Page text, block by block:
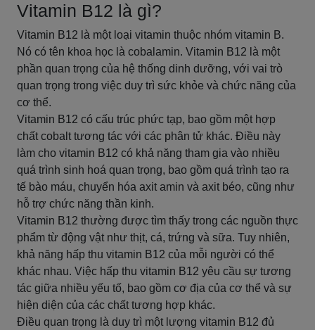
Vitamin B12 là gì?
Vitamin B12 là một loại vitamin thuộc nhóm vitamin B.
Nó có tên khoa học là cobalamin. Vitamin B12 là một
phần quan trọng của hệ thống dinh dưỡng, với vai trò
quan trọng trong việc duy trì sức khỏe và chức năng của
cơ thể.
Vitamin B12 có cấu trúc phức tạp, bao gồm một hợp
chất cobalt tương tác với các phân tử khác. Điều này
làm cho vitamin B12 có khả năng tham gia vào nhiều
quá trình sinh hoá quan trọng, bao gồm quá trình tạo ra
tế bào máu, chuyển hóa axit amin và axit béo, cũng như
hỗ trợ chức năng thần kinh.
Vitamin B12 thường được tìm thấy trong các nguồn thực
phẩm từ động vật như thịt, cá, trứng và sữa. Tuy nhiên,
khả năng hấp thu vitamin B12 của mỗi người có thể
khác nhau. Việc hấp thu vitamin B12 yêu cầu sự tương
tác giữa nhiều yếu tố, bao gồm cơ địa của cơ thể và sự
hiện diện của các chất tương hợp khác.
Điều quan trọng là duy trì một lượng vitamin B12 đủ